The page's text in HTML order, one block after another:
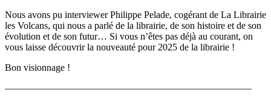
Nous avons pu interviewer Philippe Pelade, cogérant de La Librairie
les Volcans, qui nous a parlé de la librairie, de son histoire et de son
évolution et de son futur… Si vous n’êtes pas déjà au courant, on
vous laisse découvrir la nouveauté pour 2025 de la librairie !
Bon visionnage !
—————————————————————————–